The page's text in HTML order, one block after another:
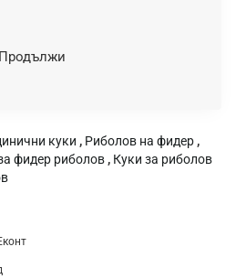
Продължи
куки , Риболов на фидер ,
фидер риболов , Куки за риболов